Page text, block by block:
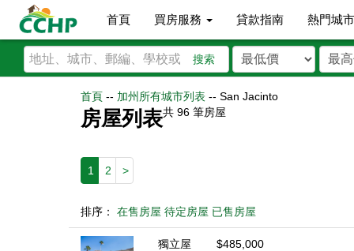
首頁 買房服務 貸款指南 熱門城
搜索
首頁 -- 加州所有城市列表 -- San Jacinto
房屋列表共 96 筆房屋
1 2 >
排序： 在售房屋 待定房屋 已售房屋
獨立屋
$485,000